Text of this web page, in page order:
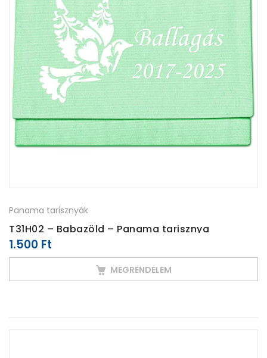
Panama tarisznyák
T31H02 – Babazöld – Panama tarisznya
1.500 Ft
MEGRENDELEM